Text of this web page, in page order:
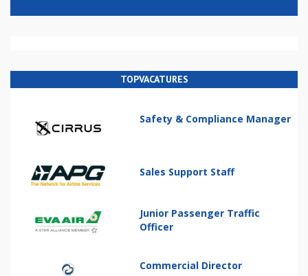
TOPVACATURES
Safety & Compliance Manager
Sales Support Staff
Junior Passenger Traffic
Officer
Commercial Director